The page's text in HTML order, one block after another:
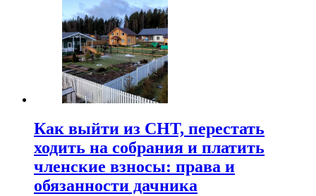
Как выйти из СНТ, перестать
ходить на собрания и платить
членские взносы: права и
обязанности дачника